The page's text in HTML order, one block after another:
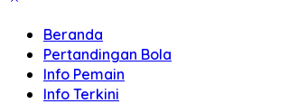
Beranda
Pertandingan Bola
Info Pemain
Info Terkini